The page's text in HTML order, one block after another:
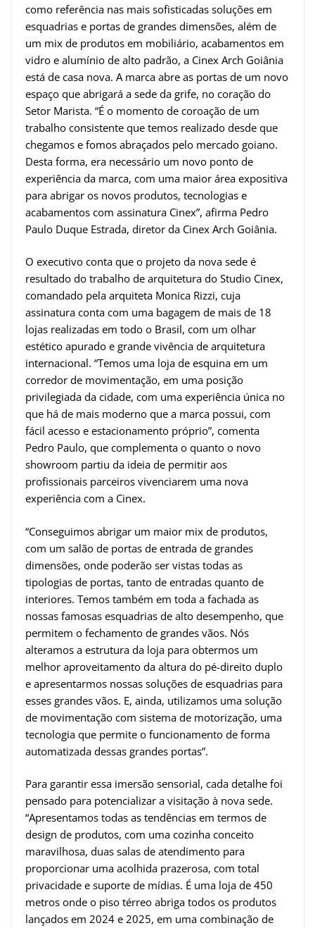
como referência nas mais sofisticadas soluções em
esquadrias e portas de grandes dimensões, além de
um mix de produtos em mobiliário, acabamentos em
vidro e alumínio de alto padrão, a Cinex Arch Goiânia
está de casa nova. A marca abre as portas de um novo
espaço que abrigará a sede da grife, no coração do
Setor Marista. “É o momento de coroação de um
trabalho consistente que temos realizado desde que
chegamos e fomos abraçados pelo mercado goiano.
Desta forma, era necessário um novo ponto de
experiência da marca, com uma maior área expositiva
para abrigar os novos produtos, tecnologias e
acabamentos com assinatura Cinex”, afirma Pedro
Paulo Duque Estrada, diretor da Cinex Arch Goiânia.
O executivo conta que o projeto da nova sede é
resultado do trabalho de arquitetura do Studio Cinex,
comandado pela arquiteta Monica Rizzi, cuja
assinatura conta com uma bagagem de mais de 18
lojas realizadas em todo o Brasil, com um olhar
estético apurado e grande vivência de arquitetura
internacional. “Temos uma loja de esquina em um
corredor de movimentação, em uma posição
privilegiada da cidade, com uma experiência única no
que há de mais moderno que a marca possui, com
fácil acesso e estacionamento próprio”, comenta
Pedro Paulo, que complementa o quanto o novo
showroom partiu da ideia de permitir aos
profissionais parceiros vivenciarem uma nova
experiência com a Cinex.
“Conseguimos abrigar um maior mix de produtos,
com um salão de portas de entrada de grandes
dimensões, onde poderão ser vistas todas as
tipologias de portas, tanto de entradas quanto de
interiores. Temos também em toda a fachada as
nossas famosas esquadrias de alto desempenho, que
permitem o fechamento de grandes vãos. Nós
alteramos a estrutura da loja para obtermos um
melhor aproveitamento da altura do pé-direito duplo
e apresentarmos nossas soluções de esquadrias para
esses grandes vãos. E, ainda, utilizamos uma solução
de movimentação com sistema de motorização, uma
tecnologia que permite o funcionamento de forma
automatizada dessas grandes portas”.
Para garantir essa imersão sensorial, cada detalhe foi
pensado para potencializar a visitação à nova sede.
“Apresentamos todas as tendências em termos de
design de produtos, com uma cozinha conceito
maravilhosa, duas salas de atendimento para
proporcionar uma acolhida prazerosa, com total
privacidade e suporte de mídias. É uma loja de 450
metros onde o piso térreo abriga todos os produtos
lançados em 2024 e 2025, em uma combinação de